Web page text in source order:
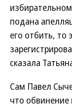
подана
его отбить, то
сказала
Сам Павел
что обвинение